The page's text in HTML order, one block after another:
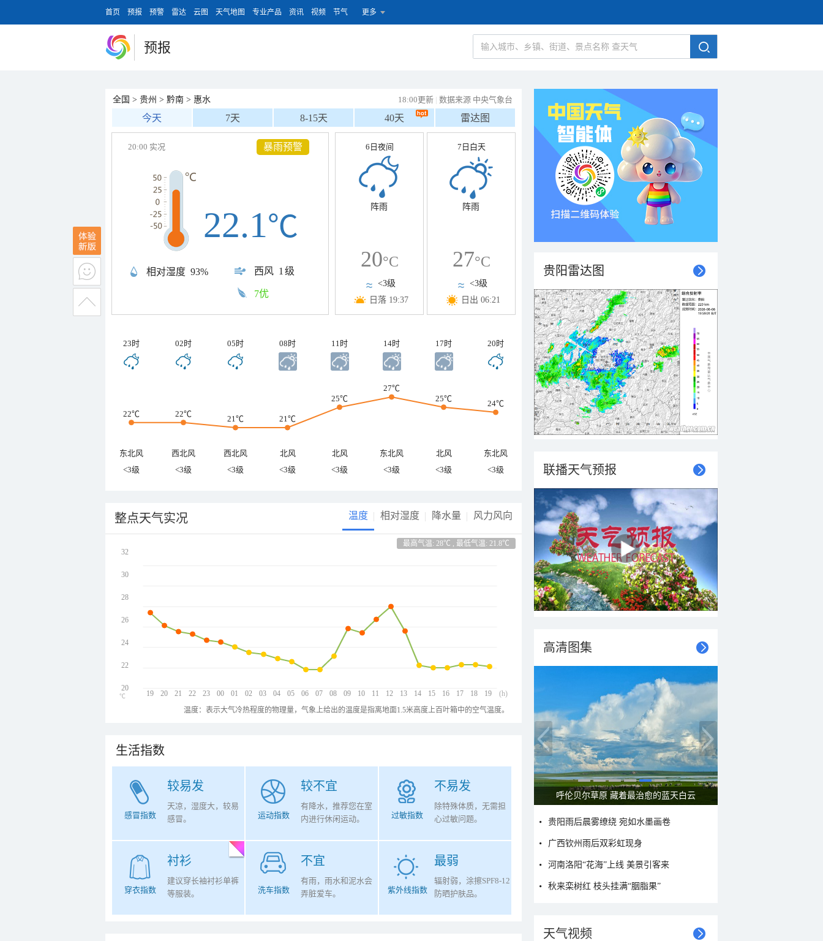
首页 预报 预警 雷达 云图 天气地图 专业产品 资讯 视频 节气 更多
预报
全国 > 贵州 > 黔南 > 惠水 18:00更新 | 数据来源 中央气象台
今天 7天 8-15天 40天 雷达图
雷电预警
20:00 实况
相对湿度 93% 西风 1级
22.1℃
7优
6日夜间
阵雨
20°C
<3级
日落 19:37
7日白天
阵雨
27°C
<3级
日出 06:21
23时 02时 05时 08时 11时 14时 17时 20时
22℃ 22℃
21℃ 21℃
25℃
27℃
25℃
24℃
东北风 西北风 西北风 北风 北风 东北风 北风
东北风
<3级
<3级 <3级 <3级 <3级 <3级 <3级 <3级
整点天气实况 温度 相对湿度 降水量 风力风向
最高气温: 28℃ , 最低气温: 21.8℃
19 20 21 22 23 00 01 02 03 04 05 06 07 08 09 10 11 12 13 14 15 16 17 18 19
32
30
28
26
24
22
20
(h)
℃
温度：表示大气冷热程度的物理量，气象上给出的温度是指离地面1.5米高度上百叶箱中的空气温度。
生活指数
较易发
感冒指数
天凉，湿度大，较易
感冒。
较不宜
运动指数
有降水，推荐您在室
内进行休闲运动。
不易发
过敏指数
除特殊体质，无需担
心过敏问题。
衬衫
穿衣指数
建议穿长袖衬衫单裤
等服装。
不宜
洗车指数
有雨，雨水和泥水会
弄脏爱车。
最弱
紫外线指数
辐射弱，涂擦SPF8-12
防晒护肤品。
贵阳雷达图
联播天气预报
高清图集
一组图感受水中消暑快乐瞬间
贵阳雨后晨雾缭绕 宛如水墨画卷
广西钦州雨后双彩虹现身
河南洛阳“花海”上线 美景引客来
秋来栾树红 枝头挂满“胭脂果”
天气视频